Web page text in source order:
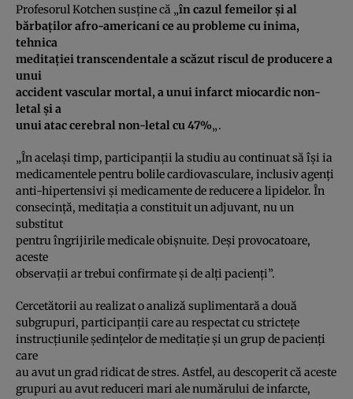
Profesorul Kotchen susţine că „în cazul femeilor şi al
bărbaţilor afro-americani ce au probleme cu inima,
tehnica
meditaţiei transcendentale a scăzut riscul de producere a
unui
accident vascular mortal, a unui infarct miocardic non-
letal şi a
unui atac cerebral non-letal cu 47%„.
„În acelaşi timp, participanţii la studiu au continuat să îşi ia
medicamentele pentru bolile cardiovasculare, inclusiv agenţi
anti-hipertensivi şi medicamente de reducere a lipidelor. În
consecinţă, meditaţia a constituit un adjuvant, nu un
substitut
pentru îngrijirile medicale obişnuite. Deşi provocatoare,
aceste
observaţii ar trebui confirmate şi de alţi pacienţi”.
Cercetătorii au realizat o analiză suplimentară a două
subgrupuri, participanţii care au respectat cu stricteţe
instrucţiunile şedinţelor de meditaţie şi un grup de pacienţi
care
au avut un grad ridicat de stres. Astfel, au descoperit că aceste
grupuri au avut reduceri mari ale numărului de infarcte,